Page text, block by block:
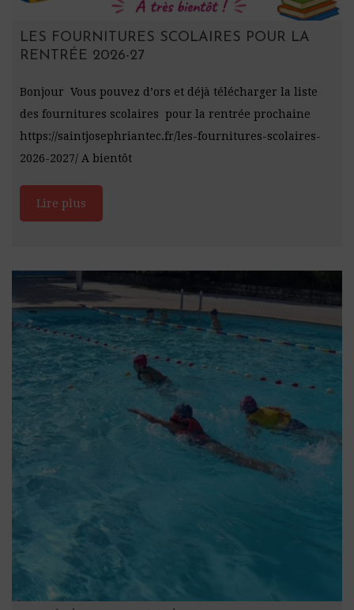
LES FOURNITURES SCOLAIRES POUR LA
RENTRÉE 2026-27
Bonjour Vous pouvez d’ors et déjà télécharger la liste
des fournitures scolaires pour la rentrée prochaine
https://saintjosephriantec.fr/les-fournitures-scolaires-
2026-2027/ A bientôt
Lire plus